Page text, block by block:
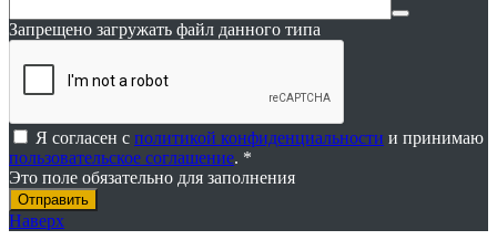
Запрещено загружать файл данного типа
Я согласен с политикой конфиденциальности и принимаю
пользовательское соглашение. *
Это поле обязательно для заполнения
Наверх